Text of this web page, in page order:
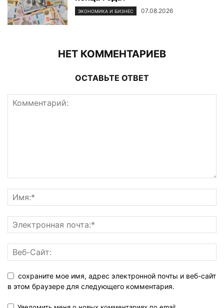
ЭКОНОМИКА И БИЗНЕС 07.08.2026
НЕТ КОММЕНТАРИЕВ
ОСТАВЬТЕ ОТВЕТ
сохраните мое имя, адрес электронной почты и веб-сайт
в этом браузере для следующего комментария.